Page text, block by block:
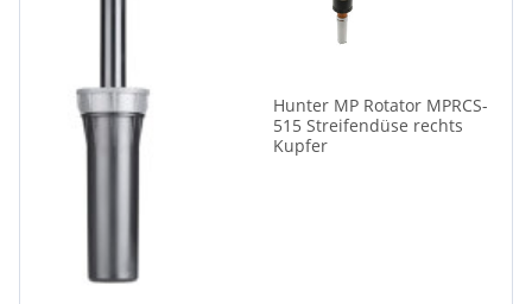
Hunter MP Rotator MPRCS-
515 Streifendüse rechts
Kupfer